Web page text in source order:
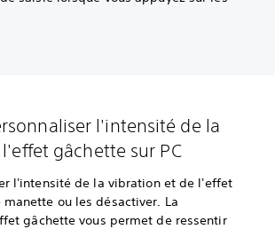
l'intensité de la
gâchette sur PC
l'intensité de la vibration et de l'effet
ou les désactiver. La
gâchette vous permet de ressentir